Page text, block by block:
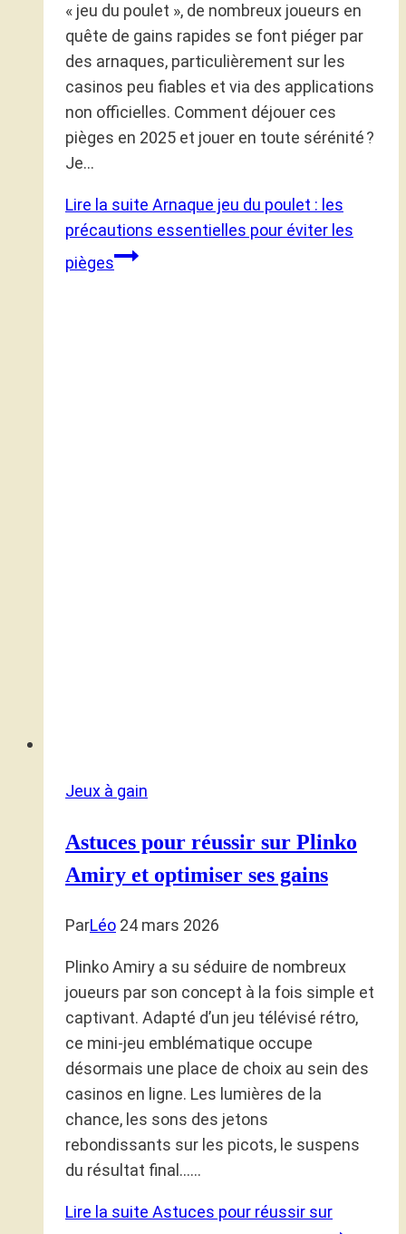
« jeu du poulet », de nombreux joueurs en
quête de gains rapides se font piéger par
des arnaques, particulièrement sur les
casinos peu fiables et via des applications
non officielles. Comment déjouer ces
pièges en 2025 et jouer en toute sérénité ?
Je…
Lire la suite Arnaque jeu du poulet : les
précautions essentielles pour éviter les
pièges
Jeux à gain
Astuces pour réussir sur Plinko
Amiry et optimiser ses gains
ParLéo 24 mars 2026
Plinko Amiry a su séduire de nombreux
joueurs par son concept à la fois simple et
captivant. Adapté d’un jeu télévisé rétro,
ce mini-jeu emblématique occupe
désormais une place de choix au sein des
casinos en ligne. Les lumières de la
chance, les sons des jetons
rebondissants sur les picots, le suspens
du résultat final……
Lire la suite Astuces pour réussir sur